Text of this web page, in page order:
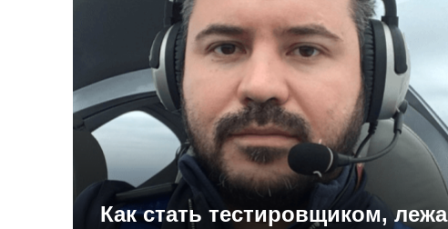
Как стать тестировщиком, лежа